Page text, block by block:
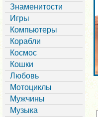
Знаменитости
Игры
Компьютеры
Корабли
Космос
Кошки
Любовь
Мотоциклы
Мужчины
Музыка